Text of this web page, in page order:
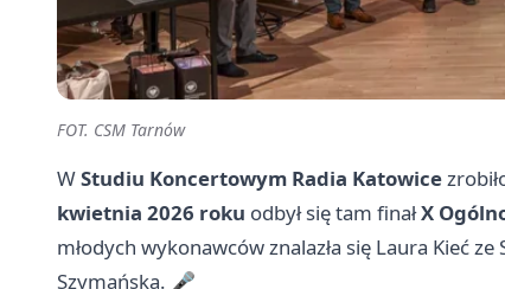
FOT. CSM Tarnów
WStudiu Koncertowym Radia Katowice
kwietnia 2026 roku odbył się tam finałX
młodych wykonawców znalazła się Laura Kieć
Szymańską. 🎤